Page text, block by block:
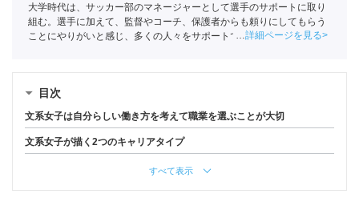
大学時代は、サッカー部のマネージャーとして選手のサポートに取り
組む。選手に加えて、監督やコーチ、保護者からも頼りにしてもらう
ことにやりがいと感じ、多くの人々をサポートできる企業・業界を軸
詳細ページを見る
目次
文系女子は自分らしい働き方を考えて職業を選ぶことが大切
文系女子が描く2つのキャリアタイプ
すべて表示